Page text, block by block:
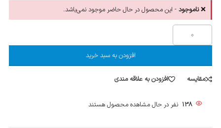
❌ناموجود - این محصول در حال حاضر موجود نمی‌باشد.
افزودن به سبد خرید
مقایسه افزودن به علاقه مندی
138 نفر در حال مشاهده محصول هستند